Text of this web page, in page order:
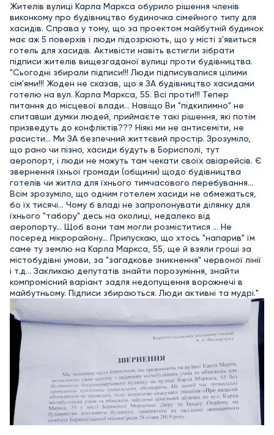
Жителів вулиці Карла Маркса обурило рішення членів
виконкому про будівництво будиночка сімейного типу для
хасидів. Справа у тому, що за проектом майбутній будинок
має аж 5 поверхів і люди підозрюють, що у місті з'явиться
готель для хасидів. Активісти навіть встигли зібрати
підписи жителів вищезгаданої вулиці проти будівництва.
"Сьогодні збирали підписи!!! Люди підписувалися цілими
сім'ями!!! Жоден не сказав, що я ЗА будівництво хасидами
готелю на вул. Карла Маркса, 55. Всі проти!!! Тепер
питання до місцевої влади... Навіщо Ви "підкилимно" не
спитавши думки людей, приймаєте такі рішення, які потім
призведуть до конфліктів??? Ніякі ми не антисеміти, не
расисти... Ми ЗА безпечний життєвий простір. Зрозуміло,
що рано чи пізно, хасиди будуть в Борисполі, тут
аеропорт, і люди не можуть там чекати своїх авіарейсів. Є
звернення їхньої громади (общини) щодо будівництва
готелів чи житла для їхнього тимчасового перебування...
Всім зрозуміло, що одним готелем хасиди не обмежаться,
бо їх тисячі... Чому б владі не запропонувати ділянку для
їхнього "табору" десь на околиці, недалеко від
аеропорту... Щоб вони там могли розміститися ... Не
посеред мікрорайону... Припускаю, що хтось "напарив" їм
саме ту землю на Карла Маркса, 55, ще й взяли гроші за
містобудівні умови, за "загадкове зникнення" червоної лінії
і т.д... Закликаю депутатів знайти порозуміння, знайти
компромісний варіант задля недопущення ворожнечі в
майбутньому. Підписи збираються. Люди активні та мудрі."